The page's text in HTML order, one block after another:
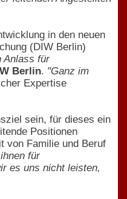
in den neuen
(DIW Berlin)
Anlass für
Berlin. "Ganz im
Expertise
sein, für dieses ein
Positionen
von Familie und Beruf
für
es uns nicht leisten,